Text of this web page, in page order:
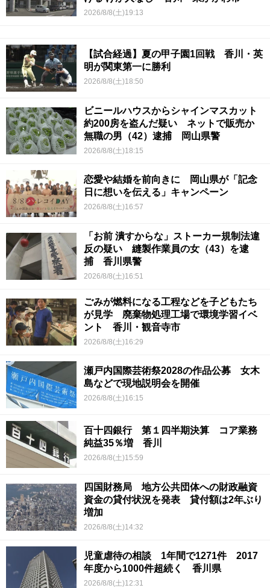
2026/8/8(土)19:13
【試合経過】夏の甲子園1回戦 香川・英
明が関東第一に勝利
2026/8/8(土)18:50
ビニールハウスからシャインマスカット
約200房を盗んだ疑い ネットで販売か
無職の男（42）逮捕 岡山県警
2026/8/8(土)18:15
恋愛や結婚を前向きに 岡山県が「記念
日に想いを伝える」キャンペーン
2026/8/8(土)16:57
「お前 潰すからな」ストーカー規制法違
反の疑い 縫製作業員の女（43）を逮
捕 香川県警
2026/8/8(土)16:51
ごみが燃料になる工程などを子どもたち
が見学 廃棄物処理工場で環境学習イベ
ント 香川・観音寺市
2026/8/8(土)16:29
瀬戸内国際芸術祭2028の作品公募 女木
島などで現地説明会を開催
2026/8/8(土)16:15
百十四銀行 第１四半期決算 コア業務
純益35％増 香川
2026/8/8(土)15:59
四国財務局 地方公共団体への財政融資
資金の貸付状況を発表 貸付額は2年ぶり
増加
2026/8/8(土)14:32
児童虐待の相談 1年間で1271件 2017
年度から1000件超続く 香川県
2026/8/8(土)12:31